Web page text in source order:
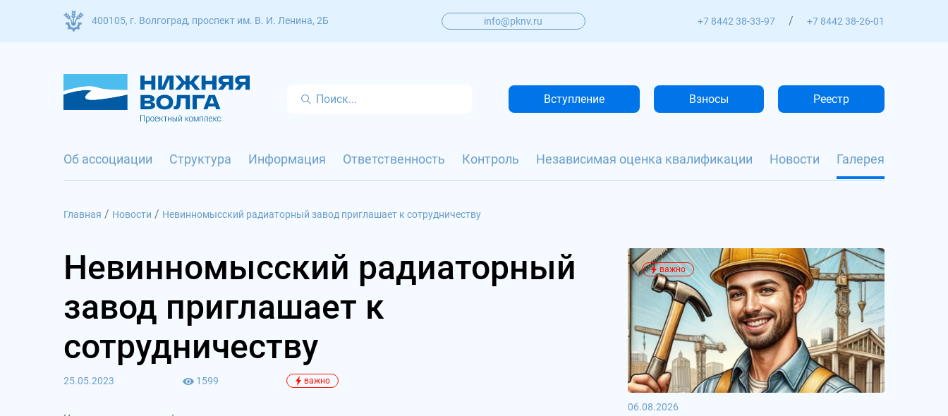
400105, г. Волгоград, проспект им. В. И. Ленина, 2Б info@pknv.ru +7 8442 38-33-97 / +7 8442 38-26-01
Вступление Взносы Реестр
Об ассоциации Структура Информация Ответственность Контроль Независимая оценка квалификации Новости Галерея
Главная / Новости / Невинномысский радиаторный завод приглашает к сотрудничеству
Невинномысский радиаторный
завод приглашает к
сотрудничеству
25.05.2023 1599 важно
важно
06.08.2026